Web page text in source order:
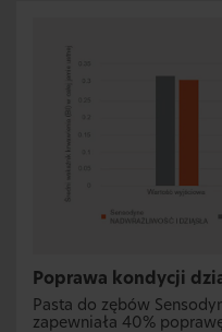
Poprawa kondycji
Pasta do zębów
zapewniała 40%